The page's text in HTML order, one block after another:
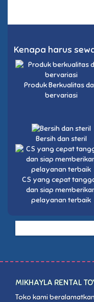
Kenapa harus sewa
Produk Berkualitas
bervariasi
Bersih dan steril
CS yang cepat
dan siap
pelayanan terbaik
MIKHAYLA RENTAL
Toko kami beralamatkan